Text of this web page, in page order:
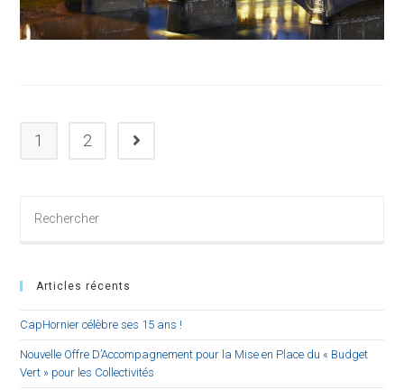
1 2 Aller à la page suivante
sur
Articles récents
CapHornier célèbre ses 15 ans !
Nouvelle Offre D’Accompagnement pour la Mise en Place du « Budget
Vert » pour les Collectivités